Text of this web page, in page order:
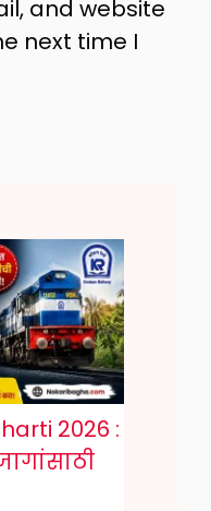
and website
next time I
2026 :